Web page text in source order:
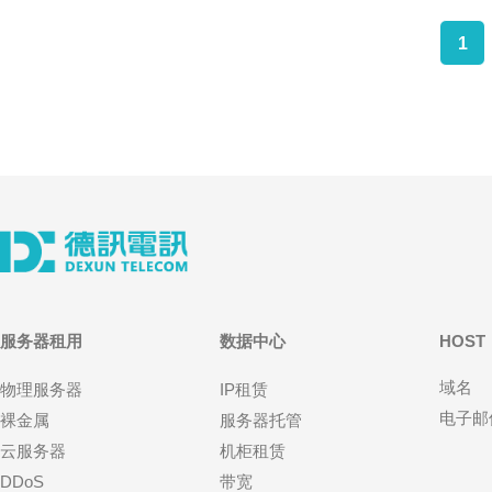
1
服务器租用
物理服务器
裸金属
云服务器
DDoS
数据中心
IP租赁
服务器托管
机柜租赁
带宽
HOST
域名
电子